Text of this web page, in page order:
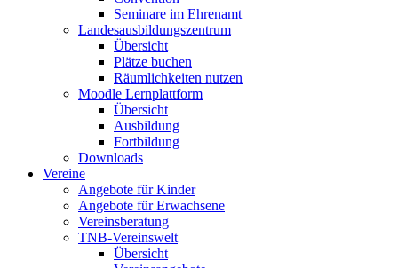
Seminare im Ehrenamt
Landesausbildungszentrum
Übersicht
Plätze buchen
Räumlichkeiten nutzen
Moodle Lernplattform
Übersicht
Ausbildung
Fortbildung
Downloads
Vereine
Angebote für Kinder
Angebote für Erwachsene
Vereinsberatung
TNB-Vereinswelt
Übersicht